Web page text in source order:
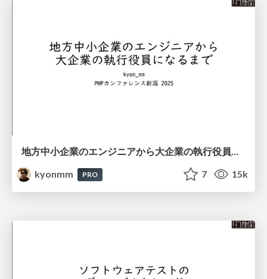
地方中小企業のエンジニアから大企業の執行役員になるまで #phpcon_niigata / road to executive
kyonmm
PRO 7 15k